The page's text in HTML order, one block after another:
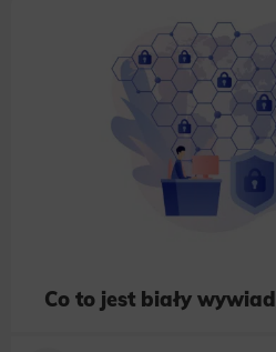
Co to jest biały wywiad